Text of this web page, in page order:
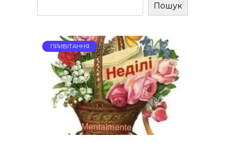
Пошук
ПРИВІТАННЯ